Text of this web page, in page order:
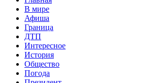
В мире
Афиша
Граница
ДТП
Интересное
История
Общество
Погода